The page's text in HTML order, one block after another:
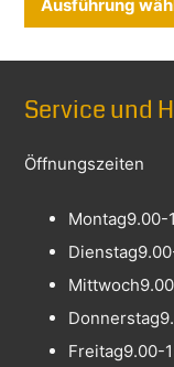
Ausführung
Service und
Öffnungszeiten
Montag9.00-
Dienstag
Mittwoch
Donnerstag
Freitag9.00-